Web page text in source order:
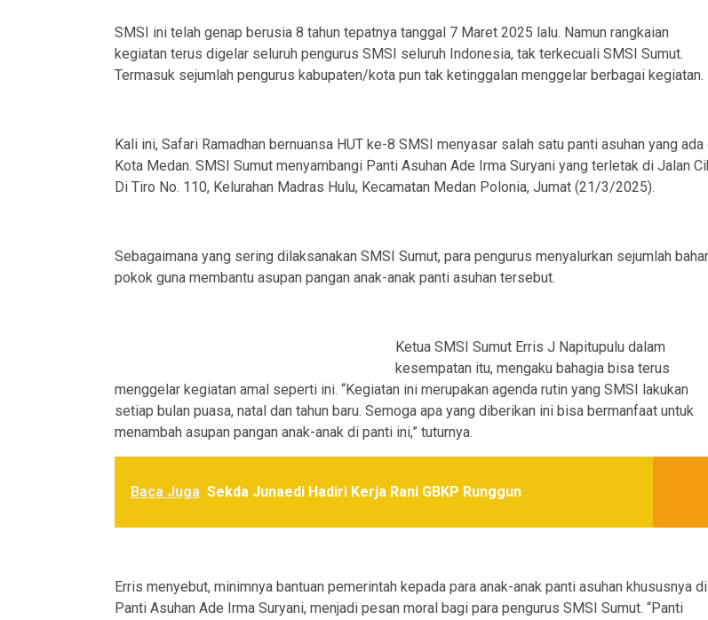
SMSI ini telah genap berusia 8 tahun tepatnya tanggal 7 Maret 2025 lalu. Namun rangkaian
kegiatan terus digelar seluruh pengurus SMSI seluruh Indonesia, tak terkecuali SMSI Sumut.
Termasuk sejumlah pengurus kabupaten/kota pun tak ketinggalan menggelar berbagai kegiatan.
Kali ini, Safari Ramadhan bernuansa HUT ke-8 SMSI menyasar salah satu panti asuhan yang ada
Kota Medan. SMSI Sumut menyambangi Panti Asuhan Ade Irma Suryani yang terletak di Jalan
Di Tiro No. 110, Kelurahan Madras Hulu, Kecamatan Medan Polonia, Jumat (21/3/2025).
Sebagaimana yang sering dilaksanakan SMSI Sumut, para pengurus menyalurkan sejumlah
pokok guna membantu asupan pangan anak-anak panti asuhan tersebut.
Ketua SMSI Sumut Erris J Napitupulu dalam
kesempatan itu, mengaku bahagia bisa terus
menggelar kegiatan amal seperti ini. “Kegiatan ini merupakan agenda rutin yang SMSI lakukan
setiap bulan puasa, natal dan tahun baru. Semoga apa yang diberikan ini bisa bermanfaat untuk
menambah asupan pangan anak-anak di panti ini,” tuturnya.
Baca Juga Sekda Junaedi Hadiri Kerja Rani GBKP Runggun
Erris menyebut, minimnya bantuan pemerintah kepada para anak-anak panti asuhan khususnya di
Panti Asuhan Ade Irma Suryani, menjadi pesan moral bagi para pengurus SMSI Sumut. “Panti